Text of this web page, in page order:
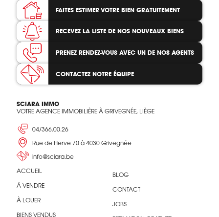
FAITES ESTIMER VOTRE BIEN GRATUITEMENT
RECEVEZ LA LISTE DE NOS NOUVEAUX BIENS
PRENEZ RENDEZ-VOUS AVEC UN DE NOS AGENTS
CONTACTEZ NOTRE ÉQUIPE
SCIARA IMMO
VOTRE AGENCE IMMOBILIÈRE À GRIVEGNÉE, LIÈGE
04/366.00.26
Rue de Herve 70 à 4030 Grivegnée
info@sciara.be
ACCUEIL
À VENDRE
À LOUER
BIENS VENDUS
BLOG
CONTACT
JOBS